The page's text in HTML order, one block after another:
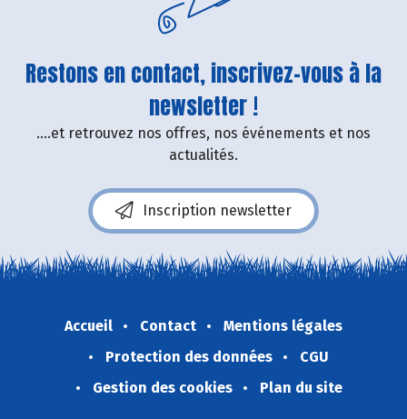
Restons en contact, inscrivez-vous à la
newsletter !
....et retrouvez nos offres, nos événements et nos
actualités.
Inscription newsletter
Accueil Contact
Mentions légales
Protection des données
CGU
Gestion des cookies
Plan du site